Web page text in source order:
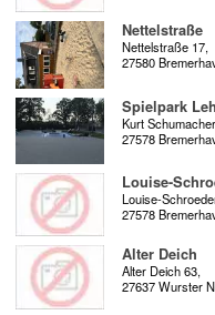
Nettelstraße
Nettelstraße 17,
27580
Spielpark
Kurt
27578
Louise-
Louise-
27578
Alter Deich
Alter Deich 63,
27637 Wurster